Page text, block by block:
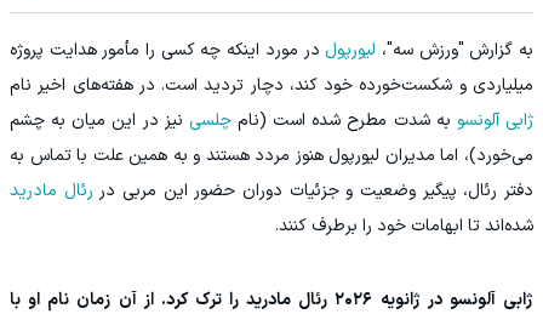
به گزارش "ورزش سه"، لیورپول در مورد اینکه چه کسی را مأمور هدایت پروژه
میلیاردی و شکست‌خورده خود کند، دچار تردید است. در هفته‌های اخیر نام
ژابی آلونسو به شدت مطرح شده است (نامچلسی نیز در این میان به چشم
می‌خورد)، اما مدیران لیورپول هنوز مردد هستند و به همین علت با تماس به
دفتر رئال، پیگیر وضعیت و جزئیات دوران حضور این مربی در رئال مادرید
شده‌اند تا ابهامات خود را برطرف کنند.
ژابی آلونسو در ژانویه ۲۰۲۶ رئال مادرید را ترک کرد. از آن زمان نام او با